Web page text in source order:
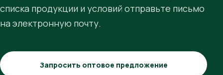
списка продукции и условий отправьте письмо
на электронную почту.
Запросить оптовое предложение